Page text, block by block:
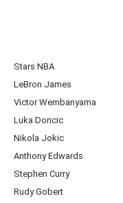
Stars NBA
LeBron James
Victor Wembanyama
Luka Doncic
Nikola Jokic
Anthony Edwards
Stephen Curry
Rudy Gobert